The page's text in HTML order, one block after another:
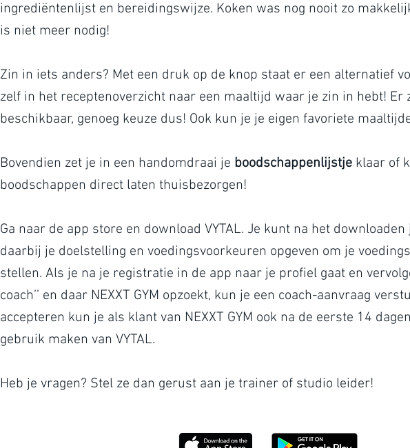
ingrediëntenlijst en bereidingswijze. Koken was nog nooit zo
is niet meer nodig!
Zin in iets anders? Met een druk op de knop staat er een alternatief
zelf in het receptenoverzicht naar een maaltijd waar je zin in hebt! Er
beschikbaar, genoeg keuze dus! Ook kun je je eigen favoriete
Bovendien zet je in een handomdraai je boodschappenlijstje klaar of
boodschappen direct laten thuisbezorgen!
Ga naar de app store en download VYTAL. Je kunt na het
daarbij je doelstelling en voedingsvoorkeuren opgeven om je
stellen. Als je na je registratie in de app naar je profiel gaat en
coach’’ en daar NEXXT GYM opzoekt, kun je een coach-aanvraag
accepteren kun je als klant van NEXXT GYM ook na de eerste 14
gebruik maken van VYTAL.
Heb je vragen? Stel ze dan gerust aan je trainer of studio leider!